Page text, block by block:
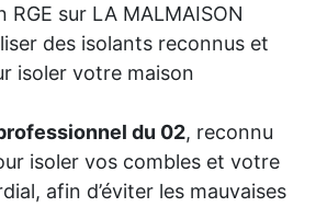
RGE sur LA MALMAISON
des isolants reconnus et
isoler votre maison
du 02, reconnu
isoler vos combles et votre
afin d’éviter les mauvaises